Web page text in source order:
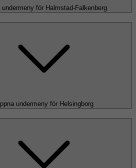
undermeny för Halmstad-Falkenberg
undermeny för Helsingborg